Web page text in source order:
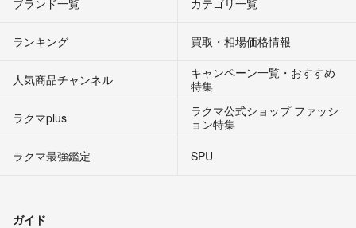
ランキング 買取・相場価格情報
人気商品チャンネル
キャンペーン一覧・おすすめ
特集
ラクマplus
ラクマ公式ショップ ファッシ
ョン特集
ラクマ最強鑑定
SPU
ガイド